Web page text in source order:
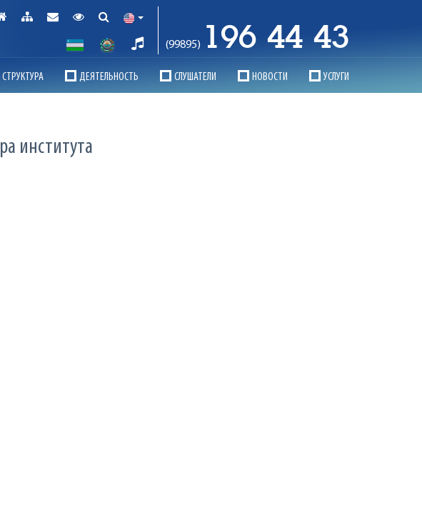
(99895) 196 44 43
СТРУКТУРА ДЕЯТЕЛЬНОСТЬ СЛУШАТЕЛИ НОВОСТИ УСЛУГИ
института